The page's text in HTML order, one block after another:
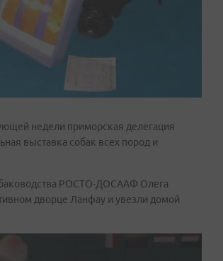
недели приморская делегация
выставка собак всех пород и
РОСТО-ДОСААФ Олега
дворце Ланфау и увезли домой